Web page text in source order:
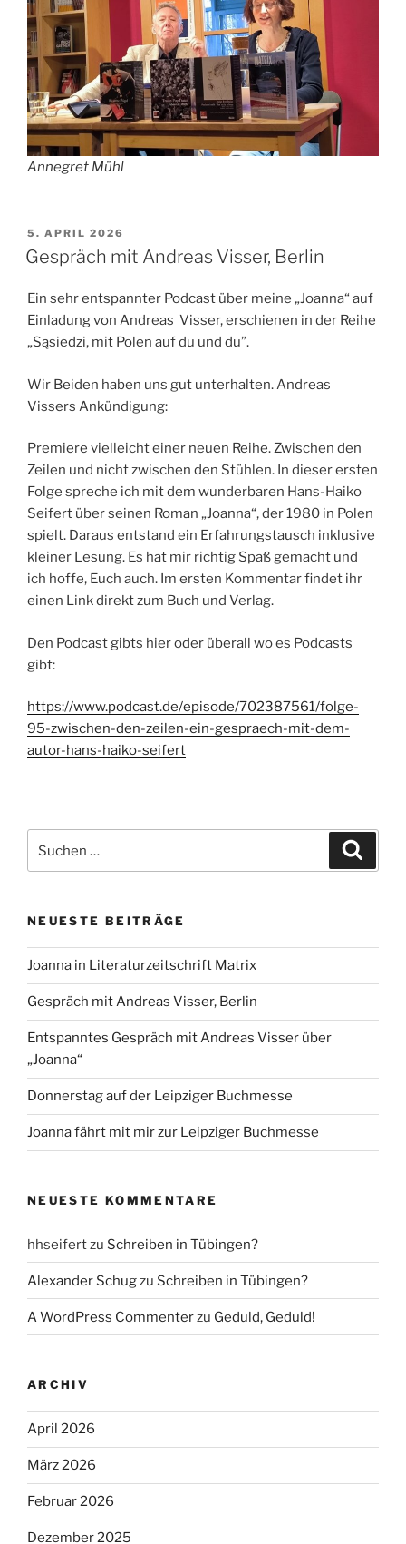
Annegret Mühl
VERÖFFENTLICHT
AM
5. APRIL 2026
Gespräch mit Andreas Visser, Berlin
Ein sehr entspannter Podcast über meine „Joanna“ auf
Einladung von Andreas Visser, erschienen in der Reihe
„Sąsiedzi, mit Polen auf du und du”.
Wir Beiden haben uns gut unterhalten. Andreas
Vissers Ankündigung:
Premiere vielleicht einer neuen Reihe. Zwischen den
Zeilen und nicht zwischen den Stühlen. In dieser ersten
Folge spreche ich mit dem wunderbaren Hans-Haiko
Seifert über seinen Roman „Joanna“, der 1980 in Polen
spielt. Daraus entstand ein Erfahrungstausch inklusive
kleiner Lesung. Es hat mir richtig Spaß gemacht und
ich hoffe, Euch auch. Im ersten Kommentar findet ihr
einen Link direkt zum Buch und Verlag.
Den Podcast gibts hier oder überall wo es Podcasts
gibt:
https://www.podcast.de/episode/702387561/folge-
95-zwischen-den-zeilen-ein-gespraech-mit-dem-
autor-hans-haiko-seifert
nach:
NEUESTE BEITRÄGE
Joanna in Literaturzeitschrift Matrix
Gespräch mit Andreas Visser, Berlin
Entspanntes Gespräch mit Andreas Visser über
„Joanna“
Donnerstag auf der Leipziger Buchmesse
Joanna fährt mit mir zur Leipziger Buchmesse
NEUESTE KOMMENTARE
hhseifertzu Schreiben in Tübingen?
Alexander Schugzu Schreiben in Tübingen?
A WordPress Commenterzu Geduld, Geduld!
ARCHIV
April 2026
März 2026
Februar 2026
Dezember 2025